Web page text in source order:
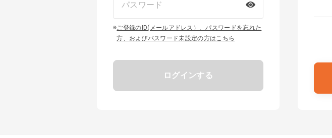
※ご登録のID(メールアドレス）、パスワードを忘れた
方、およびパスワード未設定の方はこちら
ログインする